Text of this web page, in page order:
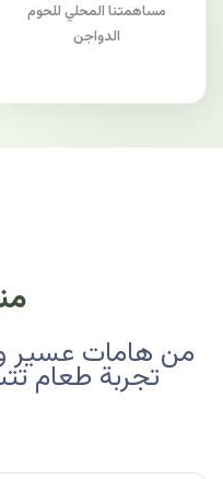
مساهمتنا المحلي للحوم
الدواجن
من هامات عسير
تجربة طعام